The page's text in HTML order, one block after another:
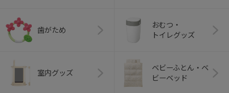
歯がため
おむつ・
トイレグッズ
室内グッズ
ベビーふとん・ベ
ビーベッド